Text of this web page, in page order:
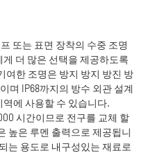
또는 표면 장착의 수중 조명
더 많은 선택을 제공하도록
여한 조명은 방지 방지 방진 방
며 IP68까지의 방수 외관 설계
에 사용할 수 있습니다.
시간이므로 전구를 교체 할
높은 루멘 출력으로 제공됩니
는 용도로 내구성있는 재료로